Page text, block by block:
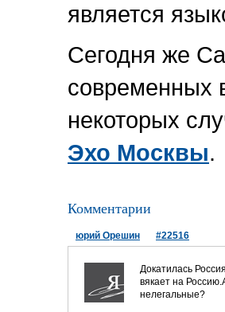
является
Сегодня же
современных
некоторых
Эхо Москвы.
Комментарии
юрий Орешин #22516
Докатилась
вякает на
нелегальные?